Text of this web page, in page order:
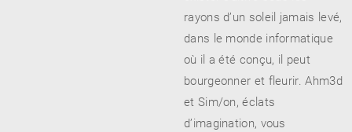
rayons d’un soleil jamais levé,
dans le monde informatique
où il a été conçu, il peut
bourgeonner et fleurir. Ahm3d
et Sim/on, éclats
d’imagination, vous